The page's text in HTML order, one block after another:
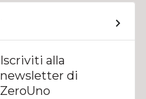
Iscriviti alla
newsletter di
ZeroUno